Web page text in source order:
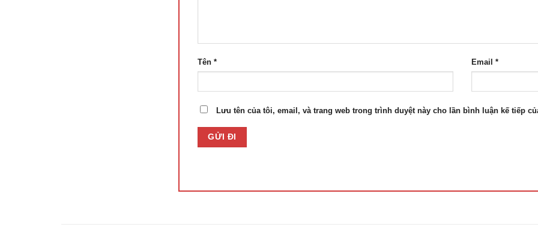
Tên * Email *
Lưu tên của tôi, email, và trang web trong trình duyệt này cho lần bình luận kế tiếp